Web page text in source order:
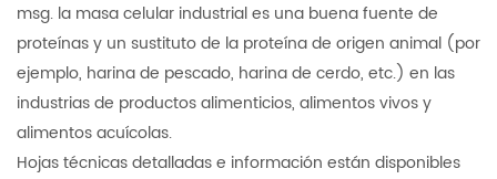
msg. la masa celular industrial es una buena fuente de
proteínas y un sustituto de la proteína de origen animal (por
ejemplo, harina de pescado, harina de cerdo, etc.) en las
industrias de productos alimenticios, alimentos vivos y
alimentos acuícolas.
Hojas técnicas detalladas e información están disponibles